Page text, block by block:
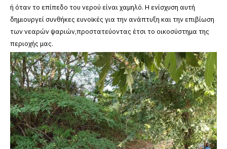
ή όταν το επίπεδο του νερού είναι χαμηλό. Η ενίσχυση αυτή
δημιουργεί συνθήκες ευνοϊκές για την ανάπτυξη και την επιβίωση
των νεαρών ψαριών,προστατεύοντας έτσι το οικοσύστημα της
περιοχής μας.